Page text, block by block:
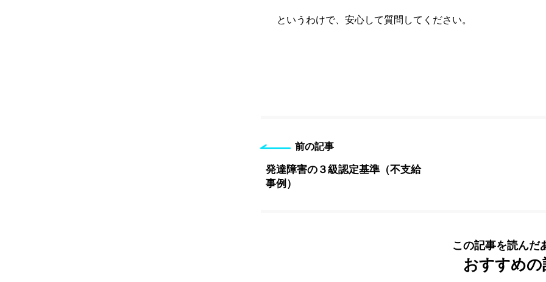
というわけで、安心して質問してください。
前の記事
発達障害の３級認定基準（不支給
事例）
この記事を読んだ
おすすめの